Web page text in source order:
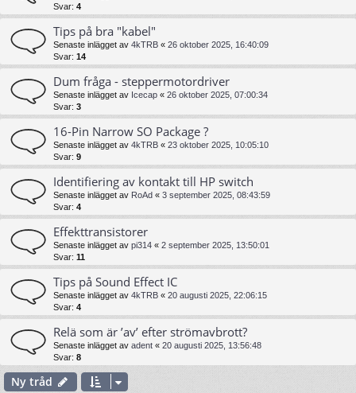
Svar: 4
Tips på bra "kabel"
Senaste inlägget av 4kTRB « 26 oktober 2025, 16:40:09
Svar: 14
Dum fråga - steppermotordriver
Senaste inlägget av Icecap « 26 oktober 2025, 07:00:34
Svar: 3
16-Pin Narrow SO Package ?
Senaste inlägget av 4kTRB « 23 oktober 2025, 10:05:10
Svar: 9
Identifiering av kontakt till HP switch
Senaste inlägget av RoAd « 3 september 2025, 08:43:59
Svar: 4
Effekttransistorer
Senaste inlägget av pi314 « 2 september 2025, 13:50:01
Svar: 11
Tips på Sound Effect IC
Senaste inlägget av 4kTRB « 20 augusti 2025, 22:06:15
Svar: 4
Relä som är ’av’ efter strömavbrott?
Senaste inlägget av adent « 20 augusti 2025, 13:56:48
Svar: 8
Ny tråd